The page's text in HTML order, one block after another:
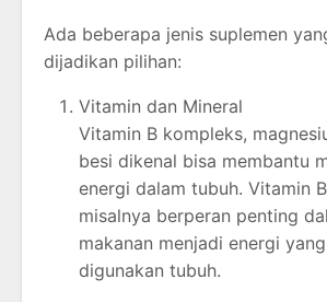
Ada beberapa jenis suplemen
dijadikan pilihan:
Vitamin dan Mineral
Vitamin B kompleks,
besi dikenal bisa membantu
energi dalam tubuh. Vitamin
misalnya berperan penting
makanan menjadi energi
digunakan tubuh.